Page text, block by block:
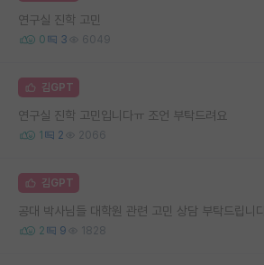
연구실 진학 고민
0 3 6049
김GPT
연구실 진학 고민입니다ㅠ 조언 부탁드려요
1 2 2066
김GPT
공대 박사님들 대학원 관련 고민 상담 부탁드립니다.
2 9 1828